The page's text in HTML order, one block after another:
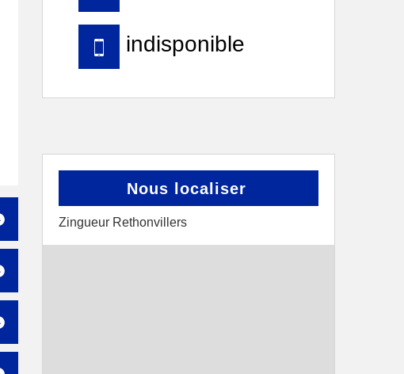
indisponible
Nous localiser
Zingueur Rethonvillers